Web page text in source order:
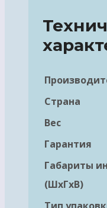
Страна
Вес
Гарантия
Габариты
(ШхГхВ)